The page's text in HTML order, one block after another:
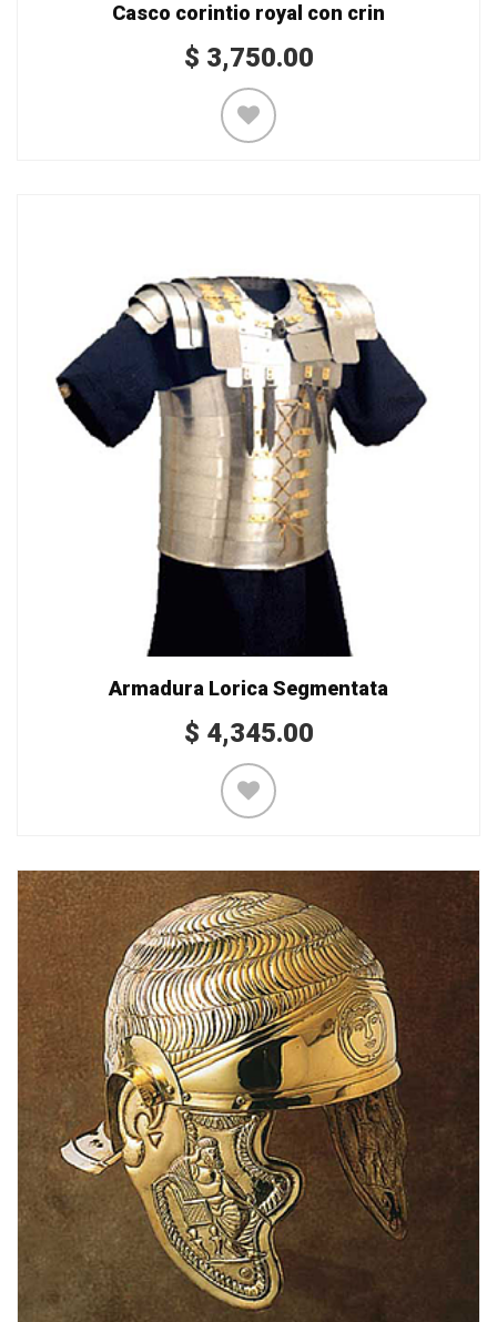
Casco corintio royal con crin
$ 3,750.00
Armadura Lorica Segmentata
$ 4,345.00